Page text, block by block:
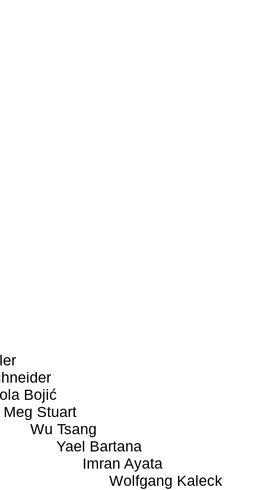
Bojić
Meg Stuart
Wu Tsang
Yael Bartana
Imran Ayata
Wolfgang Kaleck